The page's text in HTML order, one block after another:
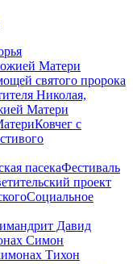
Матери
святого пророка
Николая,
Матери
Ковчег с
пасекаФестиваль
проект
Социальное
Давид
Симон
Тихон